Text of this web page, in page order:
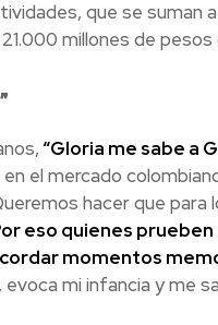
que se suman
millones de pesos
“Gloria me sabe a
el mercado
hacer que
eso quienes
momentos
mi infancia y me